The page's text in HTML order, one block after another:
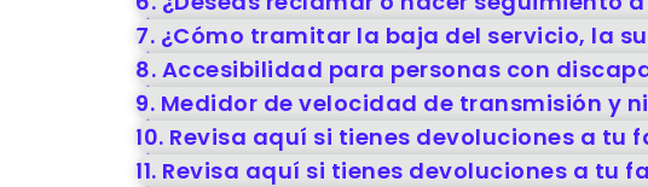
7. ¿Cómo tramitar la baja del servicio, la
8. Accesibilidad para personas con
9. Medidor de velocidad de transmisión y
10. Revisa aquí si tienes devoluciones a tu
11. Revisa aquí si tienes devoluciones a tu